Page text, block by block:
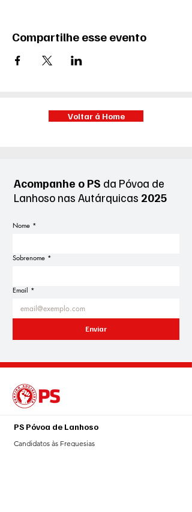
Compartilhe esse evento
Voltar á Home
Acompanhe o PS da Póvoa de
Lanhoso nas Autárquicas 2025
Nome *
Sobrenome *
Email *
Enviar
PS Póvoa de Lanhoso
Candidatos às Freguesias